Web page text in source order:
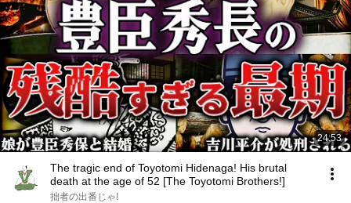
24:53
The tragic end of Toyotomi Hidenaga! His brutal
death at the age of 52 [The Toyotomi Brothers!]
拙者の出番じゃ!